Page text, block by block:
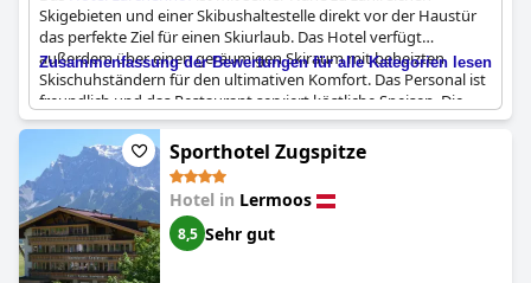
Skigebieten und einer Skibushaltestelle direkt vor der Haustür
das perfekte Ziel für einen Skiurlaub. Das Hotel verfügt
außerdem über einen geräumigen Skiraum mit beheizten
Skischuhständern für den ultimativen Komfort. Das Personal ist
freundlich und das Restaurant serviert köstliche Speisen. Die
Eltern können sich im ausgezeichneten Wellnessbereich
entspannen, während die Kinder im Spielzimmer spielen.
Obwohl einige Gäste Probleme mit der Warmwasserversorgung
hatten, schätzten sie dennoch die ideale Lage des Hotels für
einen Kurztrip in die Berge. Das Hotel verfügt auch über einen
fantastischen Panoramaschwimmbad in der Nähe, was es zu
einer idealen Wahl für Familien macht, die mit Kindern reisen.
Insgesamt bietet das
Zusammenfassung der Bewertungen für alle Kategorien lesen
Sporthotel Zugspitze
Hotel in Lermoos
8,5 Sehr gut